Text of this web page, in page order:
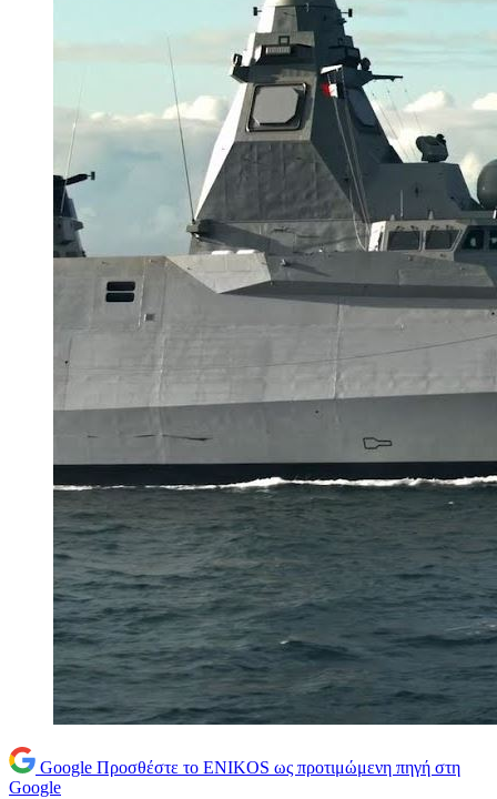
Google Προσθέστε το ENIKOS ως προτιμώμενη πηγή στη
Google